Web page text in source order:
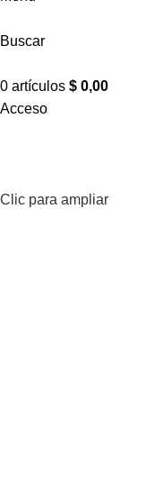
Buscar
0 artículos $ 0,00
Acceso
Clic para ampliar